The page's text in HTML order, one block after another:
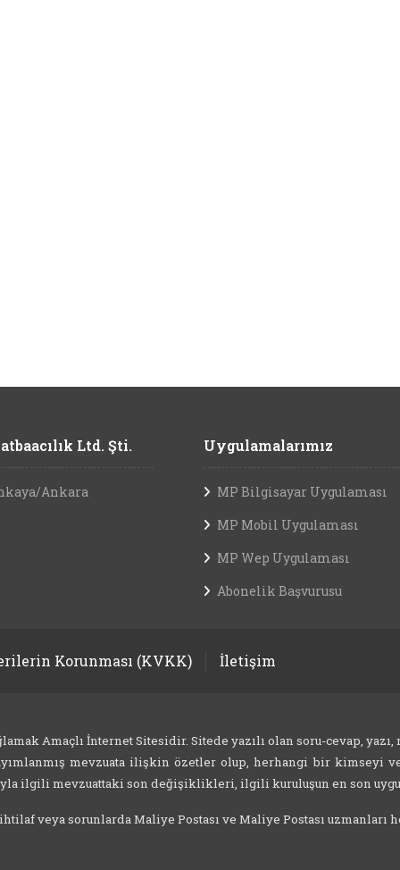
Ltd. Şti.
Ankara
Uygulamalarımız
MP Bilgisayar Uygulaması
MP Mobil Uygulaması
MP Wep Uygulaması
Abonelik Başvurusu
Korunması (KVKK) İletişim
Amaçlı İnternet Sitesidir. Sitede yazılı olan soru-cevap,
mevzuata ilişkin özetler olup, herhangi bir kimseyi
ilgili mevzuattaki son değişiklikleri, ilgili kuruluşun en son
veya sorunlarda Maliye Postası ve Maliye Postası